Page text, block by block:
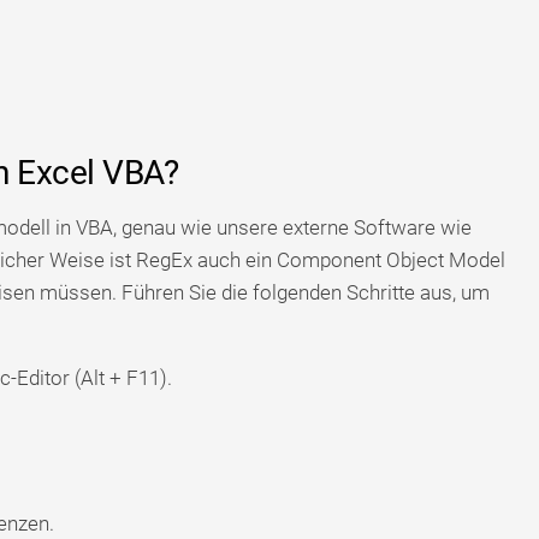
Excel VBA?
in VBA, genau wie unsere externe Software wie
Weise ist RegEx auch ein Component Object Model
müssen. Führen Sie die folgenden Schritte aus, um
Editor (Alt + F11).